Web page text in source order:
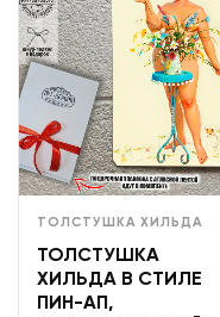
ТОЛСТУШКА ХИЛЬДА
ТОЛСТУШКА
ХИЛЬДА В СТИЛЕ
ПИН-АП,